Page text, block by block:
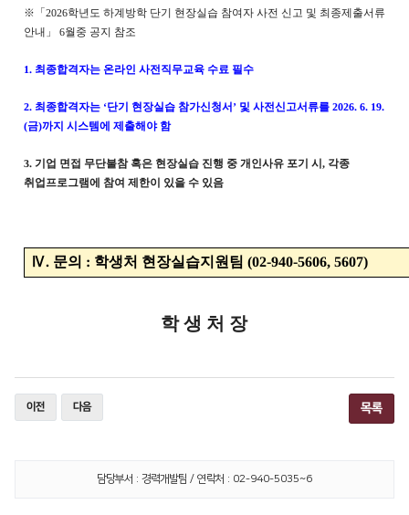
※「2026학년도 하계방학 단기 현장실습 참여자 사전 신고 및 최종제출서류
안내 」 6월중 공지 참조
1. 최종합격자는 온라인 사전직무교육 수료 필수
2. 최종합격자는 ‘단기 현장실습 참가신청서’ 및 사전신고서류를2026. 6. 19.
(금)까지 시스템에 제출해야 함
3.기업 면접 무단불참 혹은 현장실습 진행 중 개인사유 포기 시, 각종
취업프로그램에 참여 제한이 있을 수 있음
Ⅳ. 문의 : 학생처 현장실습지원팀 (02-940-5606, 5607)
학 생 처 장
이전 다음 목록
담당부서 : 경력개발팀 / 연락처 : 02-940-5035~6